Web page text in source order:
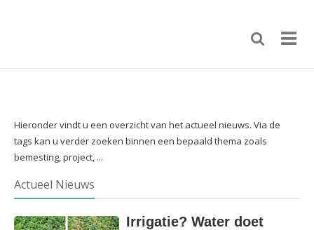
Hieronder vindt u een overzicht van het actueel nieuws. Via de
tags kan u verder zoeken binnen een bepaald thema zoals
bemesting, project, ...
Actueel Nieuws
Irrigatie? Water doet